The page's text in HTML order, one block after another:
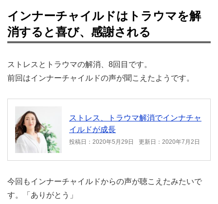
インナーチャイルドはトラウマを解
消すると喜び、感謝される
ストレスとトラウマの解消、8回目です。
前回はインナーチャイルドの声が聞こえたようです。
ストレス、トラウマ解消でインナチャ
イルドが成長
投稿日：2020年5月29日 更新日：2020年7月2日
今回もインナーチャイルドからの声が聴こえたみたいで
す。「ありがとう」